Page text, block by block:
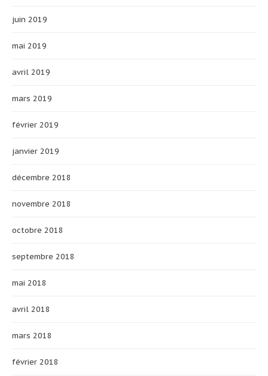
juin 2019
mai 2019
avril 2019
mars 2019
février 2019
janvier 2019
décembre 2018
novembre 2018
octobre 2018
septembre 2018
mai 2018
avril 2018
mars 2018
février 2018